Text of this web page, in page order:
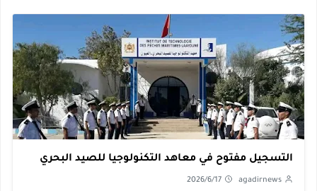
التسجيل مفتوح في معاهد التكنولوجيا للصيد البحري
agadirnews
2026/6/17